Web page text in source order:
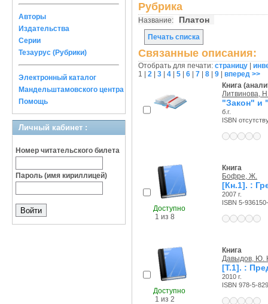
Авторы
Издательства
Серии
Тезаурус (Рубрики)
Электронный каталог
Мандельштамовского центра
Помощь
Личный кабинет :
Номер читательского билета
Пароль (имя кириллицей)
Рубрика
Название: Платон
Печать списка
Связанные описания:
Отобрать для печати: страницу
1
2 3 4 5 6 7 8 9
вперед >>
Книга
Литвинова,
"Закон" и
б.г.
ISBN
Доступно
1 из 8
Книга
Бофре, Ж.
[Кн.1]. :
2007 г.
ISBN 5-
Доступно
1 из 2
Книга
Давыдов, Ю.
[Т.1]. :
2010 г.
ISBN 978-5-